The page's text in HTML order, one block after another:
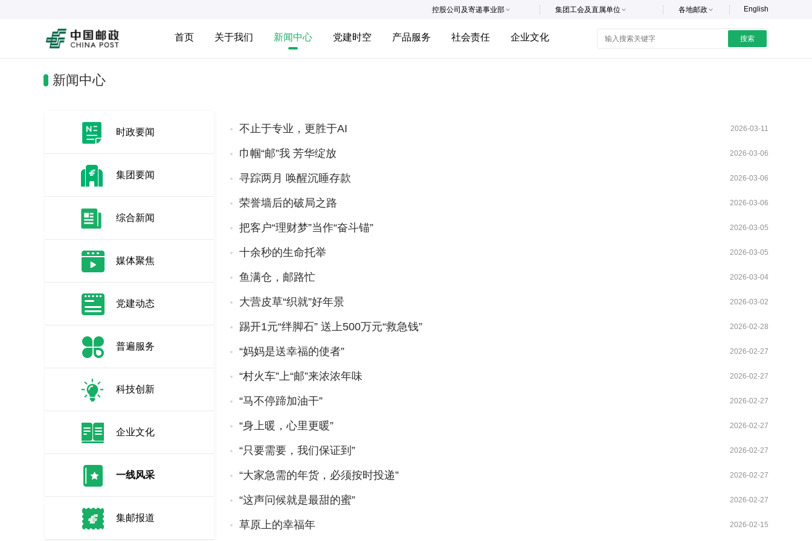
English
各地邮政
集团工会及直属单位
控股公司及寄递事业部
首页 关于我们 新闻中心 党建时空 产品服务 社会责任 企业文化 搜索
新闻中心
时政要闻
集团要闻
综合新闻
媒体聚焦
党建动态
普遍服务
科技创新
企业文化
一线风采
集邮报道
不止于专业，更胜于AI 2026-03-11
巾帼“邮”我 芳华绽放 2026-03-06
寻踪两月 唤醒沉睡存款 2026-03-06
荣誉墙后的破局之路 2026-03-06
把客户“理财梦”当作“奋斗锚” 2026-03-05
十余秒的生命托举 2026-03-05
鱼满仓，邮路忙 2026-03-04
大营皮草“织就”好年景 2026-03-02
踢开1元“绊脚石” 送上500万元“救急钱” 2026-02-28
“妈妈是送幸福的使者” 2026-02-27
“村火车”上“邮”来浓浓年味 2026-02-27
“马不停蹄加油干” 2026-02-27
“身上暖，心里更暖” 2026-02-27
“只要需要，我们保证到” 2026-02-27
“大家急需的年货，必须按时投递” 2026-02-27
“这声问候就是最甜的蜜” 2026-02-27
草原上的幸福年 2026-02-15